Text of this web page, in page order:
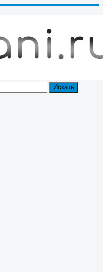
Искать